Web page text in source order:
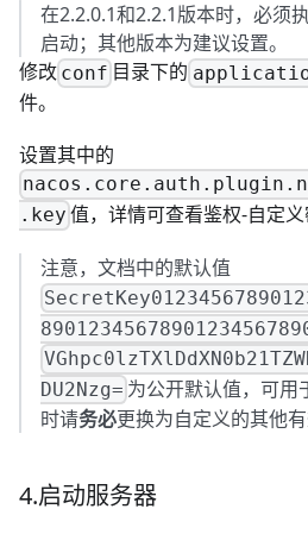
在2.2.0.1和2.2.1版本时，必须
启动；其他版本为建议设置。
修改 conf 目录下的
件。
设置其中的
.key 值，详情可查看鉴权-自定
注意，文档中的默认值
DU2Nzg= 为公开默认值，可用
时请务必更换为自定义的其他有
4.启动服务器